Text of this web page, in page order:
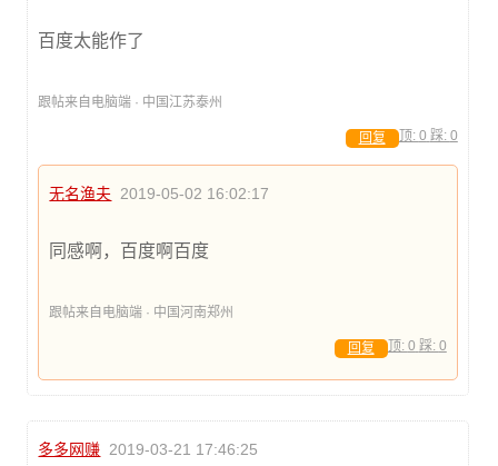
百度太能作了
跟帖来自电脑端 · 中国江苏泰州
顶: 0 踩: 0
回复
无名渔夫 2019-05-02 16:02:17
同感啊，百度啊百度
跟帖来自电脑端 · 中国河南郑州
顶: 0 踩: 0
回复
多多网赚 2019-03-21 17:46:25